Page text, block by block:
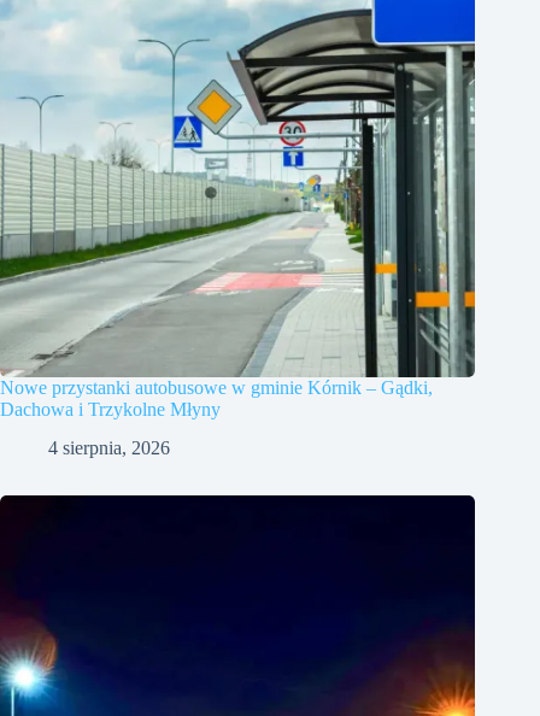
Nowe przystanki autobusowe w gminie Kórnik – Gądki,
Dachowa i Trzykolne Młyny
4 sierpnia, 2026